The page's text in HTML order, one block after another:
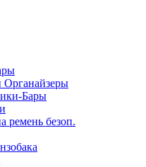
Органайзеры
Бары
ремень безоп.